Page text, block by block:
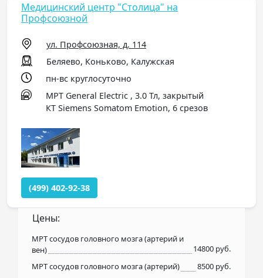
Медицинский центр "Столица" на
Профсоюзной
ул. Профсоюзная, д. 114
Беляево, Коньково, Калужская
пн-вс круглосуточно
МРТ General Electric , 3.0 Тл, закрытый
КТ Siemens Somatom Emotion, 6 срезов
(499) 402-92-38
Цены:
МРТ сосудов головного мозга (артерий и
вен)
14800 руб.
МРТ сосудов головного мозга (артерий)
8500 руб.